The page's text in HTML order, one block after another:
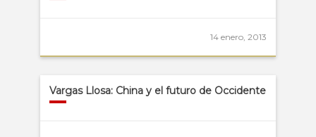
14 enero, 2013
Vargas Llosa: China y el futuro de Occidente